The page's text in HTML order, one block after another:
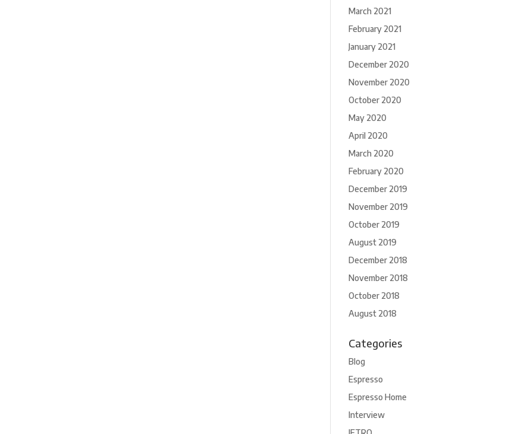
March 2021
February 2021
January 2021
December 2020
November 2020
October 2020
May 2020
April 2020
March 2020
February 2020
December 2019
November 2019
October 2019
August 2019
December 2018
November 2018
October 2018
August 2018
Categories
Blog
Espresso
Espresso Home
Interview